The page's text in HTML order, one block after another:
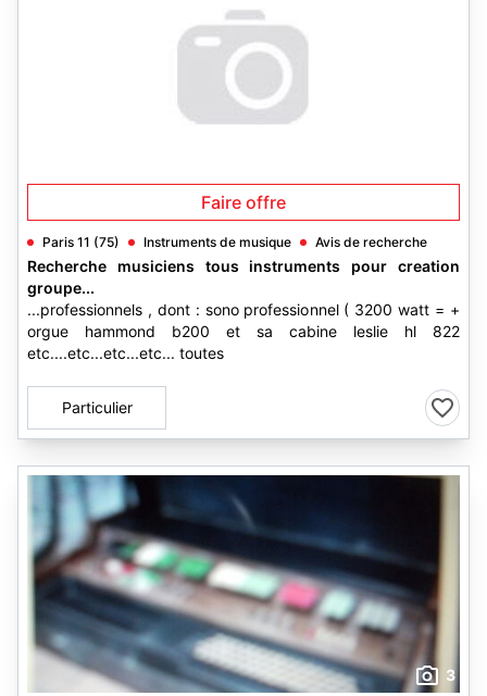
Faire offre
Paris 11 (75) Instruments de musique Avis de recherche
Recherche musiciens tous instruments pour creation
groupe...
...professionnels , dont : sono professionnel ( 3200 watt = +
orgue hammond b200 et sa cabine leslie hl 822
etc....etc...etc...etc... toutes
Particulier
3